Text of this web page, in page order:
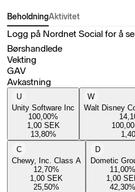
BeholdningAktivitet
Logg på Nordnet Social for å
Børshandlede
Vekting
GAV
Avkastning
U
Unity Software Inc
100,00%
1,00 SEK
13,80%
W
Walt Disney
100,00
1,40
C
Chewy, Inc. Class A
12,70%
1,00 SEK
25,50%
D
Dometic
11,00%
1,00
42,30%